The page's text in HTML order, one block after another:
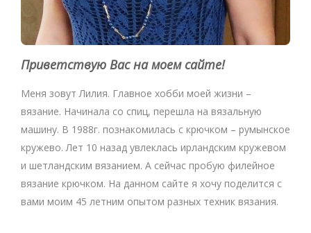
Приветствую Вас на моем сайте!
Меня зовут Лилия. Главное хобби моей жизни –
вязание. Начинала со спиц, перешла на вязальную
машину. В 1988г. познакомилась с крючком – румынское
кружево. Лет 10 назад увлеклась ирландским кружевом
и шетландским вязанием. А сейчас пробую филейное
вязание крючком. На данном сайте я хочу поделится с
вами моим 45 летним опытом разных техник вязания.